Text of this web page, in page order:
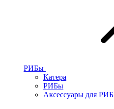
РИБы
Катера
РИБы
Аксессуары для РИБ